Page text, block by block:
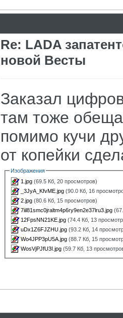
Re: LADA
новой Весты
Заказал
там тоже
помимо кучи
от копейки
Изображения
1.jpg (69.5 Кб, 20 просмотров)
_3JyA_KfvME.jpg (90.0 Кб, 16
2.jpg (80.6 Кб, 15 просмотров)
7iil81smc0jraltm4p6ry9en2e37lru3.jpg
12FpsNN21KE.jpg (74.4 Кб, 13
uDx1Z6FJZHU.jpg (93.2 Кб, 14
Wo4JPP3pU5A.jpg (88.7 Кб, 15
WosVjPJfU3I.jpg (59.7 Кб, 13